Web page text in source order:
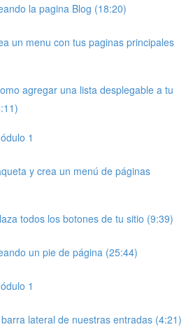
la pagina Blog (18:20)
un menu con tus paginas principales
agregar una lista desplegable a tu
1
y crea un menú de páginas
todos los botones de tu sitio (9:39)
un pie de página (25:44)
1
lateral de nuestras entradas (4:21)